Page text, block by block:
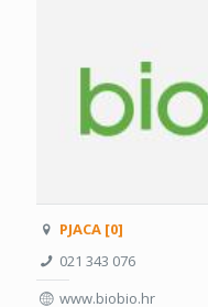
PJACA [0]
021 343 076
www.biobio.hr